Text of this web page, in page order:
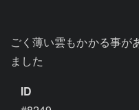
ごく薄い雲もかかる事が
ました
ID